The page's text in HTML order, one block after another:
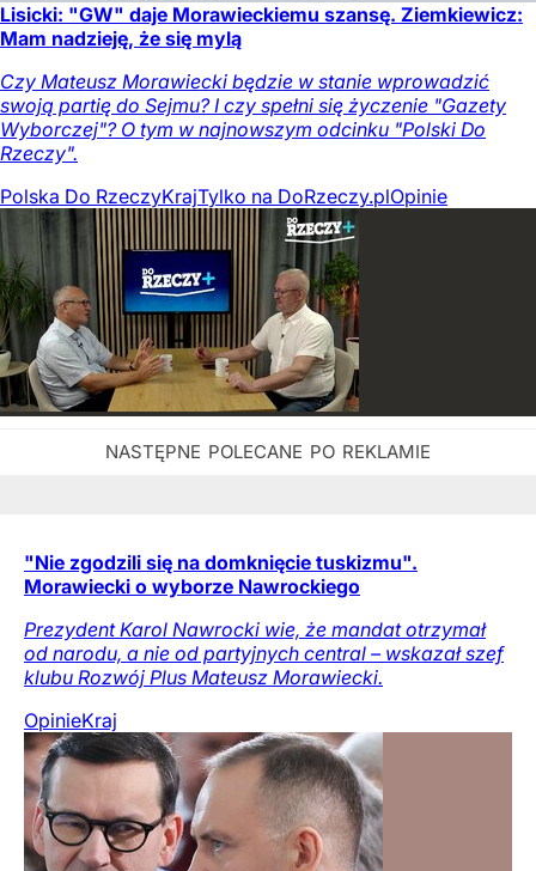
Lisicki: "GW" daje Morawieckiemu szansę. Ziemkiewicz:
Mam nadzieję, że się mylą
Czy Mateusz Morawiecki będzie w stanie wprowadzić
swoją partię do Sejmu? I czy spełni się życzenie "Gazety
Wyborczej"? O tym w najnowszym odcinku "Polski Do
Rzeczy".
Polska Do RzeczyKrajTylko na DoRzeczy.plOpinie
"Nie zgodzili się na domknięcie tuskizmu".
Morawiecki o wyborze Nawrockiego
Prezydent Karol Nawrocki wie, że mandat otrzymał
od narodu, a nie od partyjnych central – wskazał szef
klubu Rozwój Plus Mateusz Morawiecki.
OpinieKraj